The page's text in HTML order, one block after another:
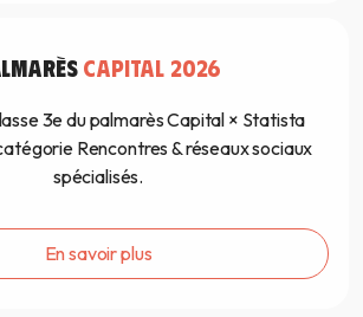
CAPITAL 2026
3e du palmarès Capital × Statista
Rencontres & réseaux sociaux
spécialisés.
En savoir plus